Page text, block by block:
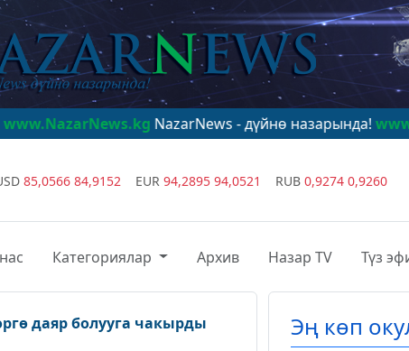
NazarNews - дүйнө назарында!
85,0566 84,9152 EUR 94,2895 94,0521 RUB 0,9274 0,9260
Категориялар Архив Назар TV Түз
даяр болууга чакырды Эң көп